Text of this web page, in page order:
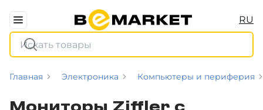
RU
Главная Электроника Компьютеры и периферия
Мониторы Ziffler с